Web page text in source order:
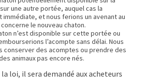
une autre portée, auquel cas la
et nous ferions un avenant au
le nouveau chaton.
n’est disponible sur cette portée ou
l’acompte sans délai. Nous
conserver des acomptes ou prendre des
animaux pas encore nés.
loi, il sera demandé aux acheteurs